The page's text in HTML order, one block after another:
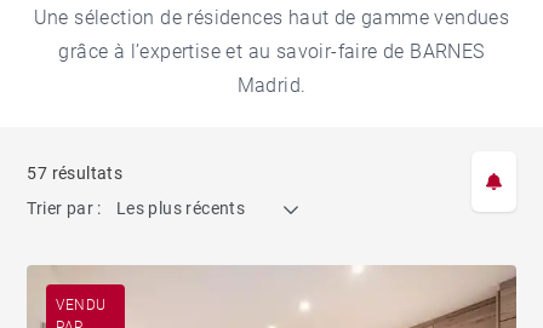
Une sélection de résidences haut de gamme vendues
grâce à l’expertise et au savoir-faire de BARNES
Madrid.
57 résultats
Trier par :
Les plus récents
VENDU